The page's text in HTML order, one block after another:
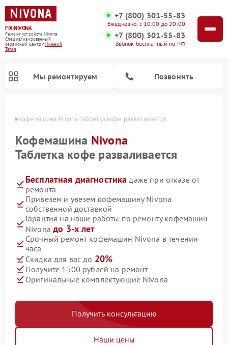
FIX-NIVONA
Ремонт устройств Nivona
Специализированный
cервисный центр г.Нижний
Тагил
+7 (800) 301-55-83
Ежедневно, с 10:00 до 20:00
+7 (800) 301-55-83
Звонок бесплатный по РФ
Мы ремонтируем Позвонить
Кофемашина Nivona таблетка кофе разваливается
Кофемашина Nivona
Таблетка кофе разваливается
Бесплатная диагностика даже при отказе от
ремонта
Привезем и увезем кофемашину Nivona
собственной доставкой
Гарантия на наши работы по ремонту кофемашин
Nivonaдо 3-х лет
Срочный ремонт кофемашин Nivona в течении
часа
Скидка для вас до 20%
Получите 1500 рублей на ремонт
Оригинальные комплектующие Nivona
Получить консультацию
Наши цены